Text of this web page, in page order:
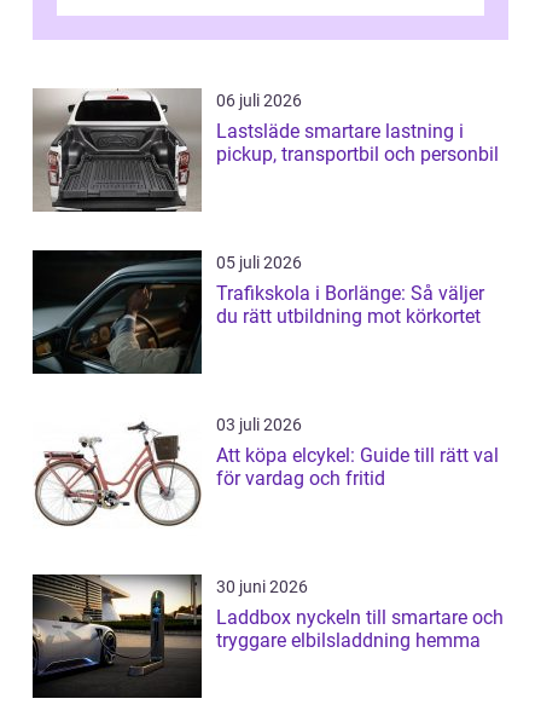
06 juli 2026
Lastsläde smartare lastning i
pickup, transportbil och personbil
05 juli 2026
Trafikskola i Borlänge: Så väljer
du rätt utbildning mot körkortet
03 juli 2026
Att köpa elcykel: Guide till rätt val
för vardag och fritid
30 juni 2026
Laddbox nyckeln till smartare och
tryggare elbilsladdning hemma